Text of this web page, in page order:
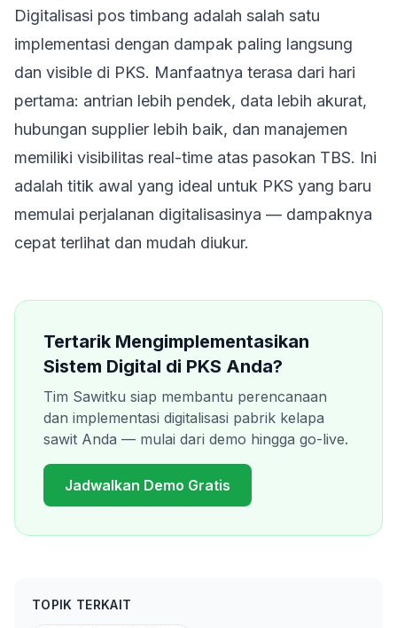
Digitalisasi pos timbang adalah salah satu
implementasi dengan dampak paling langsung
dan visible di PKS. Manfaatnya terasa dari hari
pertama: antrian lebih pendek, data lebih akurat,
hubungan supplier lebih baik, dan manajemen
memiliki visibilitas real-time atas pasokan TBS. Ini
adalah titik awal yang ideal untuk PKS yang baru
memulai perjalanan digitalisasinya — dampaknya
cepat terlihat dan mudah diukur.
Tertarik Mengimplementasikan
Sistem Digital di PKS Anda?
Tim Sawitku siap membantu perencanaan
dan implementasi digitalisasi pabrik kelapa
sawit Anda — mulai dari demo hingga go-live.
Jadwalkan Demo Gratis
TOPIK TERKAIT